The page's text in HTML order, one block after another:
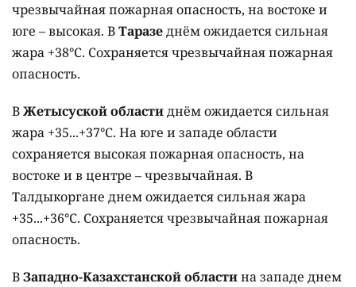
чрезвычайная пожарная опасность, на востоке и
юге – высокая. ВТаразеднём ожидается сильная
жара +38°C. Сохраняется чрезвычайная пожарная
опасность.
ВЖетысуской областиднём ожидается сильная
жара +35...+37°C. На юге и западе области
сохраняется высокая пожарная опасность, на
востоке и в центре – чрезвычайная. В
Талдыкоргане днем ожидается сильная жара
+35...+36°C. Сохраняется чрезвычайная пожарная
опасность.
ВЗападно-Казахстанской областина западе днем